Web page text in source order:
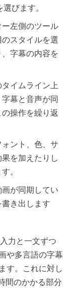
びます。
左側のツール
スタイルを選
字幕の内容を
イムライン上
幕と音声が同
操作を繰り返
ント、色、サ
を加えたりし
。
が同期してい
き出します
力と一文ずつ
や多言語の字幕
す。これに対し
間のかかる部分